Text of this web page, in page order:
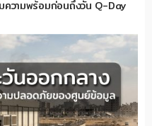
ความพร้อมก่อนถึงวัน Q-Day